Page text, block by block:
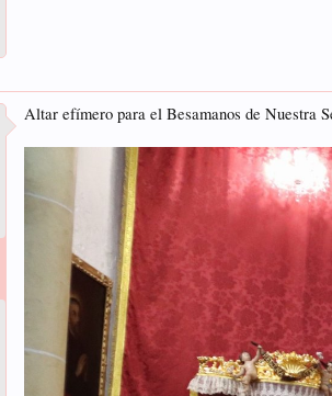
Altar efímero para el Besamanos de Nuestra